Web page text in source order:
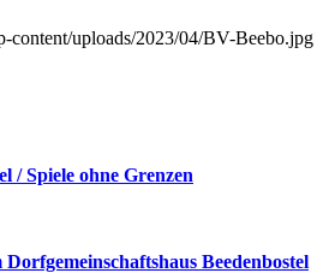
content/uploads/2023/04/BV-Beebo.jpg
/ Spiele ohne Grenzen
Beedenbostel